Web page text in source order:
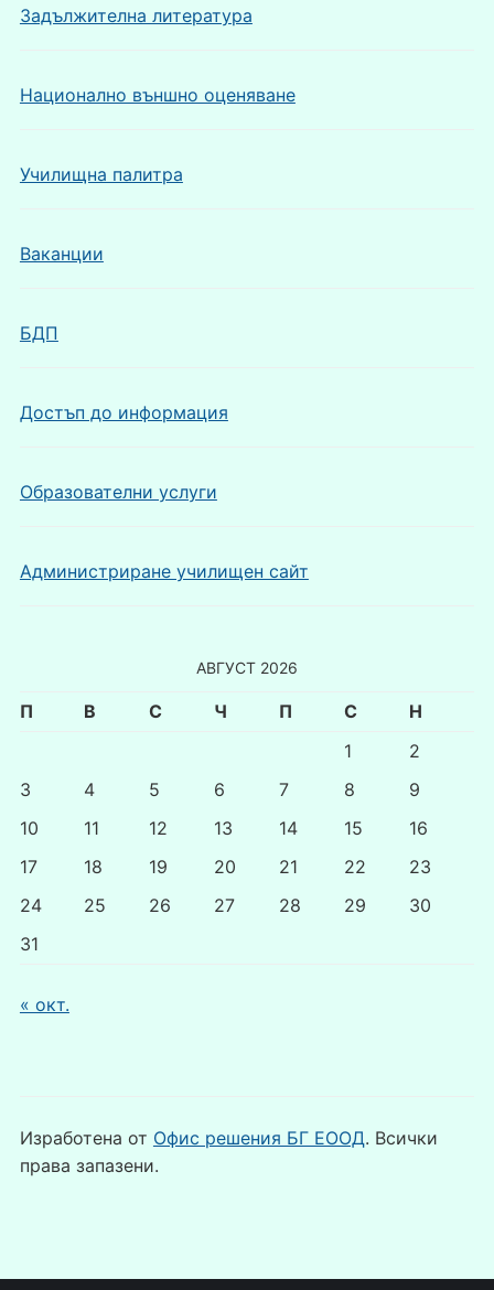
Задължителна литература
Национално външно оценяване
Училищна палитра
Ваканции
БДП
Достъп до информация
Образователни услуги
Администриране училищен сайт
АВГУСТ 2026
П В С Ч П С
Н
1
2
3
4 5 6 7 8
9
10
11 12 13 14 15
16
17
18 19 20 21 22
23
24
25 26 27 28 29
30
31
« окт.
Изработена от Офис решения БГ ЕООД. Всички
права запазени.